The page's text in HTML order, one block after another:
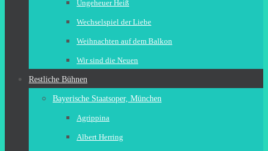
Ungeheuer Heiß
Wechselspiel der Liebe
Weihnachten auf dem Balkon
Wir sind die Neuen
Restliche Bühnen
Bayerische Staatsoper, München
Agrippina
Albert Herring